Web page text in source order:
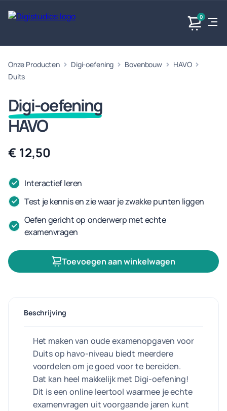
0
Exacte
vakken
vakken.
Taalvakken MaatschappijvakkenProducten
Onze Producten Digi-oefening Bovenbouw
HAVO
Duits
Digi-oefening
HAVO
€ 12,50
Interactief leren
Test je kennis en zie waar je zwakke punten liggen
Oefen gericht op onderwerp met echte
examenvragen
Toevoegen aan winkelwagen
Beschrijving
Het maken van oude examenopgaven voor
Duits op havo-niveau biedt meerdere
voordelen om je goed voor te bereiden.
Dat kan heel makkelijk met Digi-oefening!
Dit is een online leertool waarmee je echte
examenvragen uit voorgaande jaren kunt